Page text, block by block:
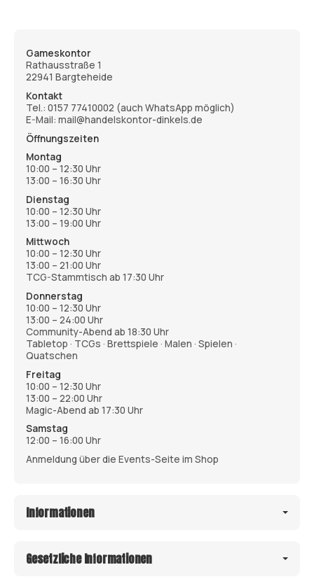
Gameskontor
Rathausstraße 1
22941 Bargteheide
Kontakt
Tel.: 0157 77410002 (auch WhatsApp möglich)
E-Mail: mail@handelskontor-dinkels.de
Öffnungszeiten
Montag
10:00 – 12:30 Uhr
13:00 – 16:30 Uhr
Dienstag
10:00 – 12:30 Uhr
13:00 – 19:00 Uhr
Mittwoch
10:00 – 12:30 Uhr
13:00 – 21:00 Uhr
TCG-Stammtisch ab 17:30 Uhr
Donnerstag
10:00 – 12:30 Uhr
13:00 – 24:00 Uhr
Community-Abend ab 18:30 Uhr
Tabletop · TCGs · Brettspiele · Malen · Spielen ·
Quatschen
Freitag
10:00 – 12:30 Uhr
13:00 – 22:00 Uhr
Magic-Abend ab 17:30 Uhr
Samstag
12:00 – 16:00 Uhr
Anmeldung über die Events-Seite im Shop
Informationen
Gesetzliche Informationen